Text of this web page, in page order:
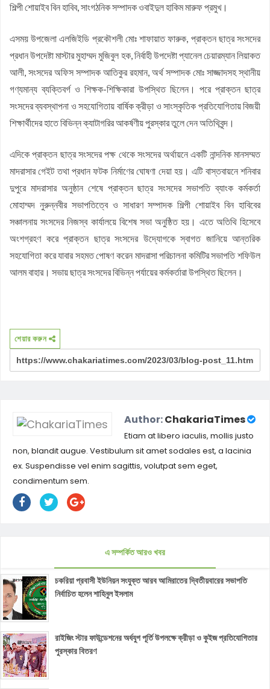
শিল্পী শোয়াইব বিন হাবিব, সাংগঠনিক সম্পাদক ওবাইদুল হাকিম মারুফ প্রমুখ।
এসময় উপজেলা এলজিইডি প্রকৌশলী মোঃ শাফায়াত ফারুক, প্রাক্তন ছাত্র সংসদের
প্রধান উপদেষ্টা মাস্টার মুহাম্মদ মুজিবুল হক, নির্বাহী উপদেষ্টা প্যানেল চেয়ারম্যান লিয়াকত
আলী, সংসদের অফিস সম্পাদক আতিকুর রহমান, অর্থ সম্পাদক মোঃ সাজ্জাদসহ স্থানীয়
গণ্যমান্য ব্যক্তিবর্গ ও শিক্ষক-শিক্ষিকারা উপস্থিত ছিলেন। পরে প্রাক্তন ছাত্র
সংসদের ব্যবস্থাপনা ও সহযোগিতায় বার্ষিক ক্রীড়া ও সাংস্কৃতিক প্রতিযোগিতায় বিজয়ী
শিক্ষার্থীদের হাতে বিভিন্ন ক্যাটাগরির আকর্ষণীয় পুরস্কার তুলে দেন অতিথিবৃন্দ।
এদিকে প্রাক্তন ছাত্র সংসদের পক্ষ থেকে সংসদের অর্থায়নে একটি নান্দনিক মানসম্মত
মাদরাসার গেইট তথা প্রধান ফটক নির্মাণের ঘোষণা দেয়া হয়। এটি বাস্তবায়নে শনিবার
দুপুরে মাদরাসার অনুষ্ঠান শেষে প্রাক্তন ছাত্র সংসদের সভাপতি ব্যাংক কর্মকর্তা
মোহাম্মদ নুরুন্নবীর সভাপতিত্বে ও সাধারণ সম্পাদক শিল্পী শোয়াইব বিন হাবিবের
সঞ্চালনায় সংসদের নিজস্ব কার্যালয়ে বিশেষ সভা অনুষ্ঠিত হয়। এতে অতিথি হিসেবে
অংশগ্রহণ করে প্রাক্তন ছাত্র সংসদের উদ্যোগকে স্বাগত জানিয়ে আন্তরিক
সহযোগিতা করে যাবার সহমত পোষণ করেন মাদরাসা পরিচালনা কমিটির সভাপতি শফিউল
আলম বাহার। সভায় ছাত্র সংসদের বিভিন্ন পর্যায়ের কর্মকর্তারা উপস্থিত ছিলেন।
শেয়ার করুন
Author:ChakariaTimes
Etiam at libero iaculis, mollis justo
non, blandit augue. Vestibulum sit amet sodales est, a lacinia
ex. Suspendisse vel enim sagittis, volutpat sem eget,
condimentum sem.
এ সম্পর্কিত আরও খবর
চকরিয়া প্রবাসী ইউনিয়ন সংযুক্ত আরব আমিরাতের দ্বিতীয়বারের সভাপতি
নির্বাচিত হলেন শাহিনুল ইসলাম
রাইজিং স্টার ফাউন্ডেশনের অর্ধযুগ পূর্তি উপলক্ষে ক্রীড়া ও কুইজ প্রতিযোগিতার
পুরস্কার বিতরণ